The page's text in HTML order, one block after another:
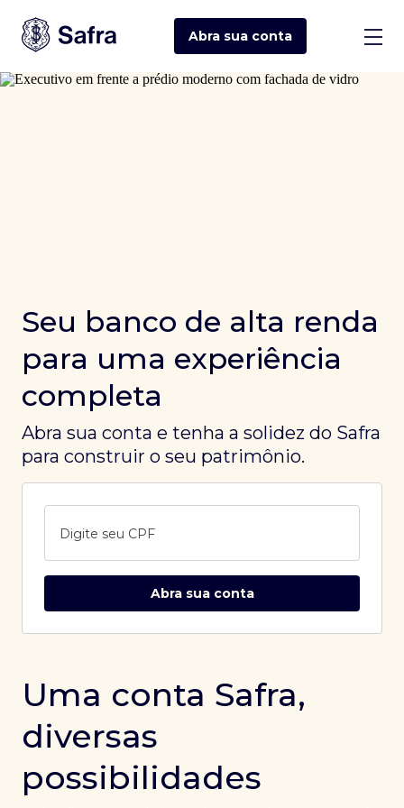
Abra sua conta
Seu banco de alta renda
para uma experiência
completa
Abra sua conta e tenha a solidez do Safra
para construir o seu patrimônio.
Digite seu CPF
Abra sua conta
Uma conta Safra,
diversas
possibilidades